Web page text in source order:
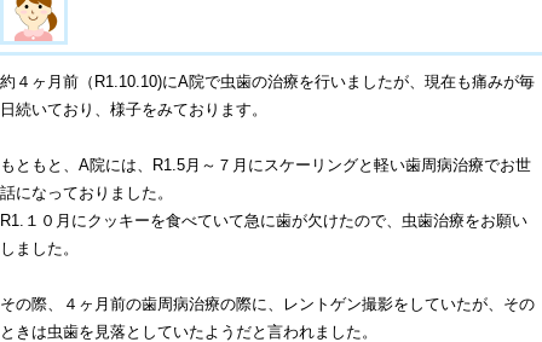
約４ヶ月前（R1.10.10)にA院で虫歯の治療を行いましたが、現在も痛みが毎
日続いており、様子をみております。
もともと、A院には、R1.5月～７月にスケーリングと軽い歯周病治療でお世
話になっておりました。
R1.１０月にクッキーを食べていて急に歯が欠けたので、虫歯治療をお願い
しました。
その際、４ヶ月前の歯周病治療の際に、レントゲン撮影をしていたが、その
ときは虫歯を見落としていたようだと言われました。